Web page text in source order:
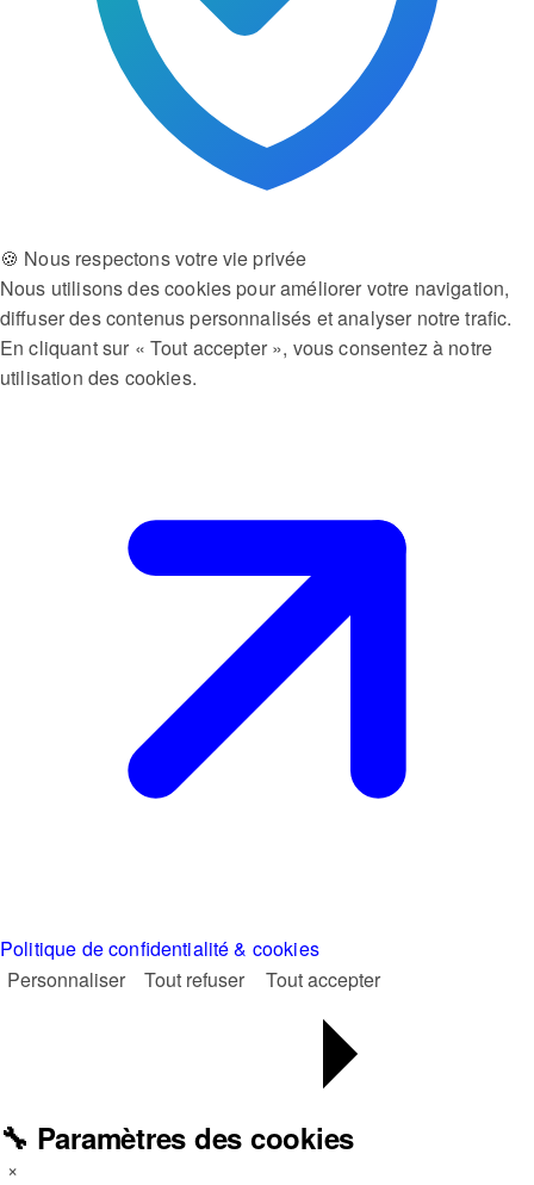
🍪 Nous respectons votre vie privée
Nous utilisons des cookies pour améliorer votre navigation,
diffuser des contenus personnalisés et analyser notre trafic.
En cliquant sur « Tout accepter », vous consentez à notre
utilisation des cookies.
Politique de confidentialité & cookies
Personnaliser
Tout refuser Tout accepter
🔧 Paramètres des cookies
×